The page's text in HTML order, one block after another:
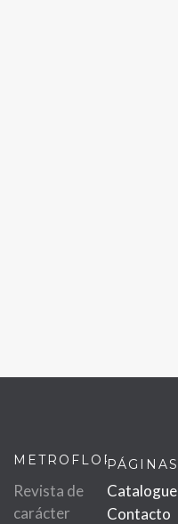
METROFLOR
Revista de
carácter
PÁGINAS
Catalogue
Contacto